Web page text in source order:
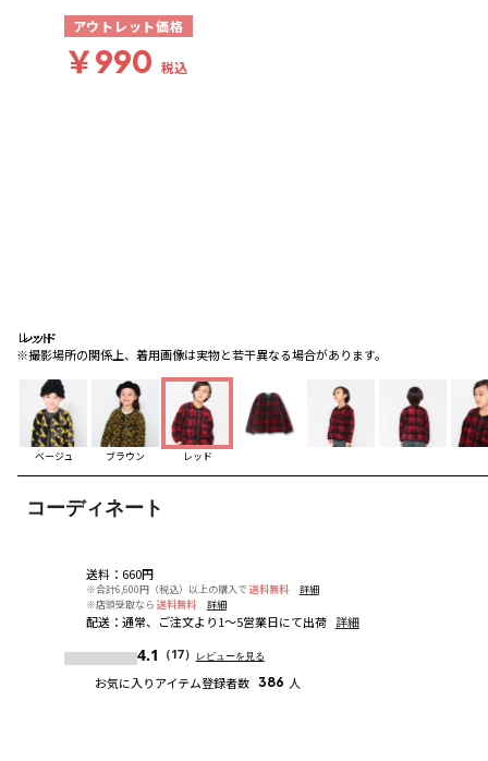
レッド
※撮影場所の関係上、着用画像は実物と若干異なる場合があります。
レッド
レッド
ベージュ ブラウン レッド
コーディネート
送料： 660円
※合計6,600円（税込）以上の購入で 送料無料
詳細
※店頭受取なら 送料無料 詳細
配送： 通常、ご注文より1～5営業日にて出荷 詳細
4.1 （17） レビューを見る
お気に入りアイテム登録者数 386 人
アウトレット価格
￥990 税込